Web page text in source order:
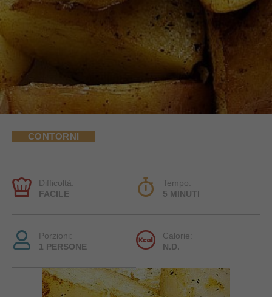
CONTORNI
Difficoltà:
FACILE
Tempo:
5 MINUTI
Porzioni:
1 PERSONE
Calorie:
N.D.